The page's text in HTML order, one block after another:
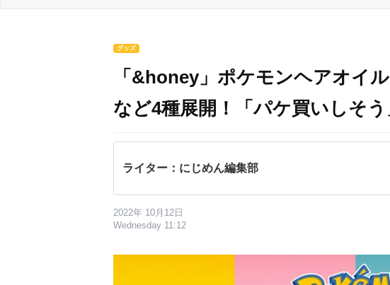
グッズ
「&honey」ポケモンヘアオイ
など4種展開！「パケ買いしそう
ライター：にじめん編集部
2022年 10月12日
Wednesday 11:12